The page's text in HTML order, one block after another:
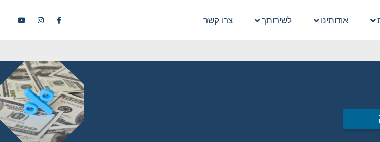
אודותינו לשירותך צרו קשר